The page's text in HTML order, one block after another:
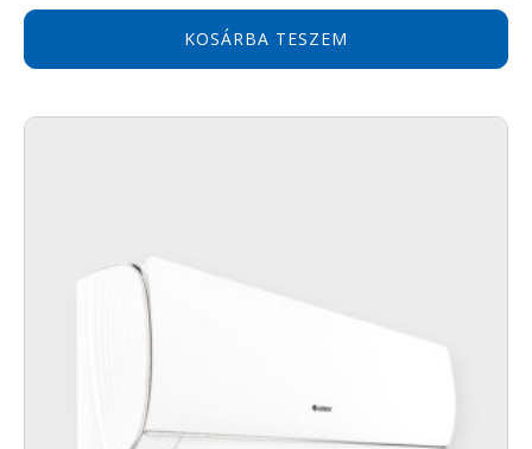
KOSÁRBA TESZEM